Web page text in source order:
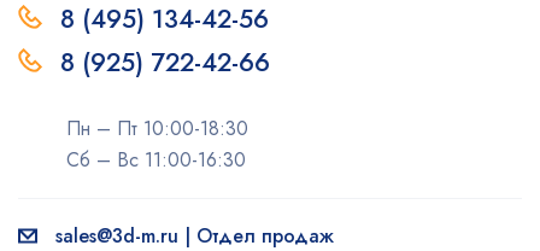
8 (495) 134-42-56
8 (925) 722-42-66
Пн – Пт 10:00-18:30
Сб – Вс 11:00-16:30
sales@3d-m.ru | Отдел продаж